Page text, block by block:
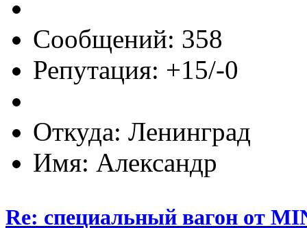
Сообщений: 358
Репутация: +15/-0
Откуда: Ленинград
Имя: Александр
Re: специальный вагон от